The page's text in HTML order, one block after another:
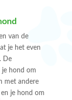
van de
je het even
De
je hond om
met andere
je hond om